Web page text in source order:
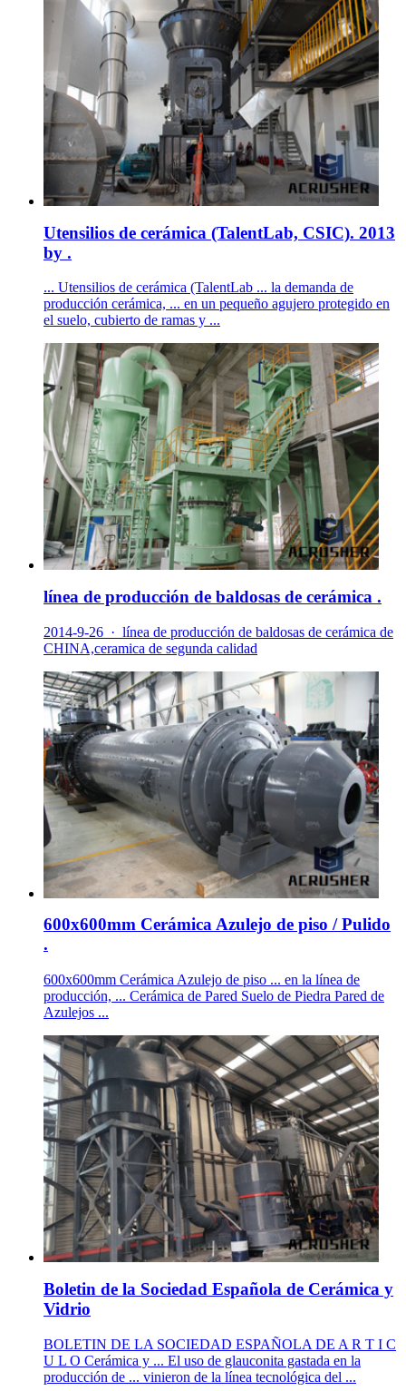
Utensilios de cerámica (TalentLab, CSIC). 2013
by .
... Utensilios de cerámica (TalentLab ... la demanda de
producción cerámica, ... en un pequeño agujero protegido en
el suelo, cubierto de ramas y ...
línea de producción de baldosas de cerámica .
2014-9-26 · línea de producción de baldosas de cerámica de
CHINA,ceramica de segunda calidad
600x600mm Cerámica Azulejo de piso / Pulido
.
600x600mm Cerámica Azulejo de piso ... en la línea de
producción, ... Cerámica de Pared Suelo de Piedra Pared de
Azulejos ...
Boletin de la Sociedad Española de Cerámica y
Vidrio
BOLETIN DE LA SOCIEDAD ESPAÑOLA DE A R T I C
U L O Cerámica y ... El uso de glauconita gastada en la
producción de ... vinieron de la línea tecnológica del ...